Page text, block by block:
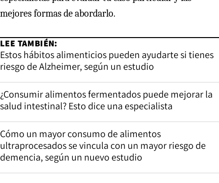
mejores formas de abordarlo.
LEE TAMBIÉN:
Estos hábitos alimenticios pueden ayudarte si tienes
riesgo de Alzheimer, según un estudio
¿Consumir alimentos fermentados puede mejorar la
salud intestinal? Esto dice una especialista
Cómo un mayor consumo de alimentos
ultraprocesados se vincula con un mayor riesgo de
demencia, según un nuevo estudio